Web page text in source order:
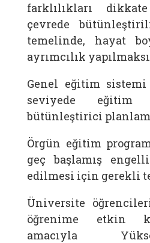
farklılıkları
çevrede
temelinde, hayat
ayrımcılık
Genel eğitim
seviyede eğitim
bütünleştirici
Örgün eğitim
geç başlamış
edilmesi için gerekli
Üniversite
öğrenime etkin
amacıyla